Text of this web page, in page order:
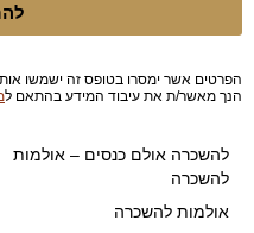
להשכרה אולם כנסים – אולמות
להשכרה
אולמות להשכרה
הפרטים אשר ימסרו בטופס זה ישמשו
הנך מאשר/ת את עיבוד המידע בהתאם ל